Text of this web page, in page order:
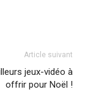
Article suivant
jeux-vidéo à
offrir pour Noël !